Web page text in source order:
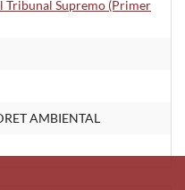
Tribunal Supremo (Primer
AMBIENTAL